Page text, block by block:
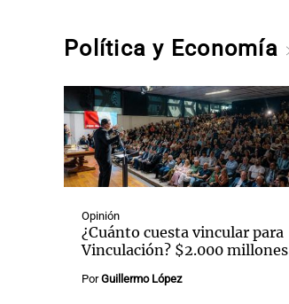
Política y Economía
Opinión
¿Cuánto cuesta vincular para
Vinculación? $2.000 millones
PorGuillermo López